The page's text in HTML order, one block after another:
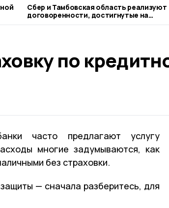
Сбер и Тамбовская область реализуют
договоренности, достигнутые на
ПМЭФ-2026
по
часто предлагают услугу
многие задумываются, как
без страховки.
— сначала разберитесь, для